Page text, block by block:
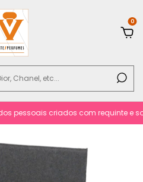
0
criados com requinte e